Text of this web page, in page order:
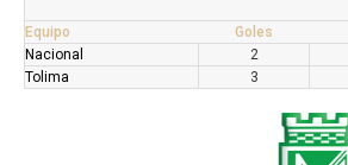
Equipo Goles
Nacional
2
Tolima
3